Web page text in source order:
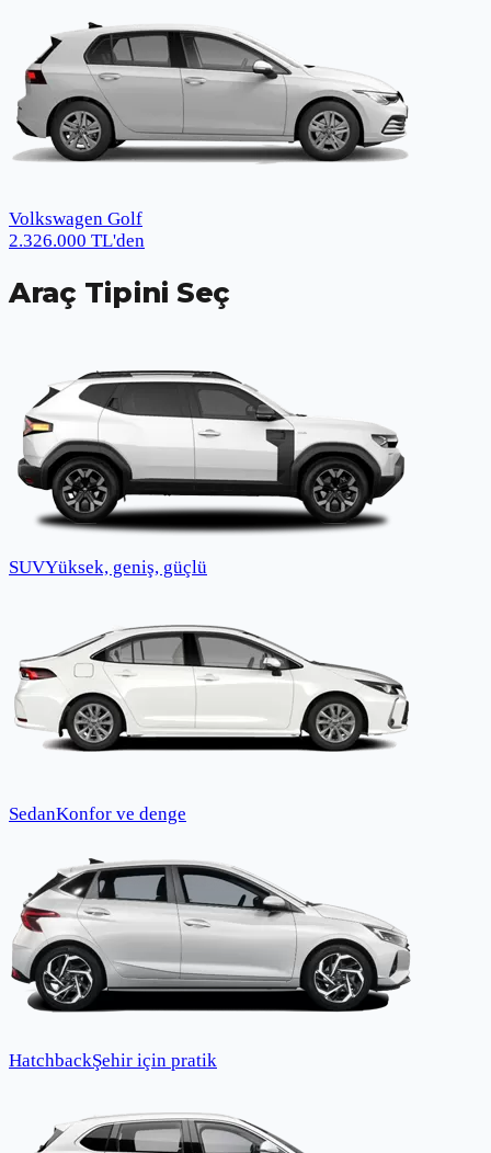
Volkswagen Golf
2.326.000 TL'den
Araç Tipini Seç
SUVYüksek, geniş, güçlü
SedanKonfor ve denge
HatchbackŞehir için pratik